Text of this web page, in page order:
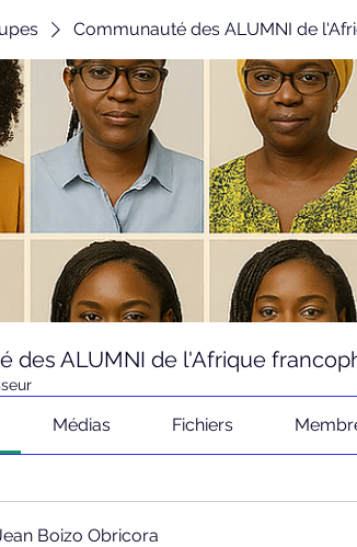
Communauté des ALUMNI de
des ALUMNI de l'Afrique
Médias Fichiers
Boizo Obricora